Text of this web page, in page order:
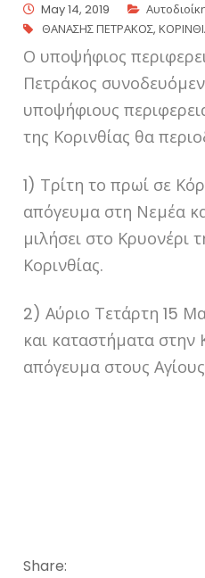
May 14, 2019
ΘΑΝΑΣΗΣ ΠΕΤΡΑΚΟΣ,
Ο υποψήφιος
Πετράκος
υποψήφιους
της Κορινθίας θα
1) Τρίτη το πρωί σε
απόγευμα στη Νεμέα
μιλήσει στο Κρυονέρι
Κορινθίας.
2) Αύριο Τετάρτη 15
και καταστήματα στην
απόγευμα στους
Share: